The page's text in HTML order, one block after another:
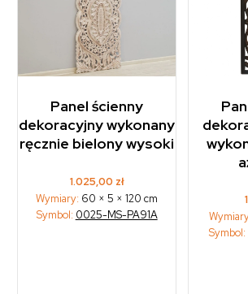
Panel ścienny
dekoracyjny wykonany
ręcznie bielony wysoki
1.025,00 zł
Wymiary: 60 × 5 × 120 cm
Symbol: 0025-MS-PA91A
Symbol: